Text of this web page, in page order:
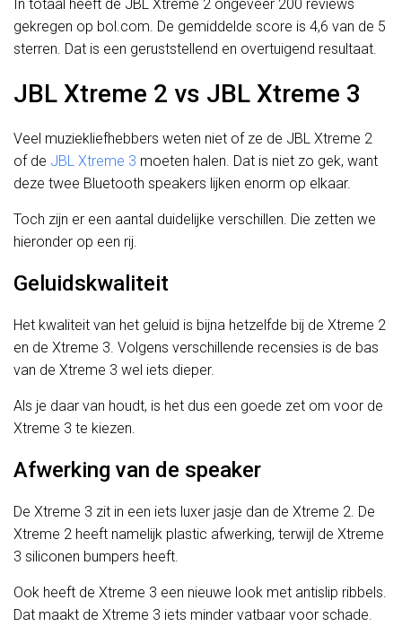
In totaal heeft de JBL Xtreme 2 ongeveer 200 reviews
gekregen op bol.com. De gemiddelde score is 4,6 van de 5
sterren. Dat is een geruststellend en overtuigend resultaat.
JBL Xtreme 2 vs JBL Xtreme 3
Veel muziekliefhebbers weten niet of ze de JBL Xtreme 2
of de JBL Xtreme 3 moeten halen. Dat is niet zo gek, want
deze twee Bluetooth speakers lijken enorm op elkaar.
Toch zijn er een aantal duidelijke verschillen. Die zetten we
hieronder op een rij.
Geluidskwaliteit
Het kwaliteit van het geluid is bijna hetzelfde bij de Xtreme 2
en de Xtreme 3. Volgens verschillende recensies is de bas
van de Xtreme 3 wel iets dieper.
Als je daar van houdt, is het dus een goede zet om voor de
Xtreme 3 te kiezen.
Afwerking van de speaker
De Xtreme 3 zit in een iets luxer jasje dan de Xtreme 2. De
Xtreme 2 heeft namelijk plastic afwerking, terwijl de Xtreme
3 siliconen bumpers heeft.
Ook heeft de Xtreme 3 een nieuwe look met antislip ribbels.
Dat maakt de Xtreme 3 iets minder vatbaar voor schade.